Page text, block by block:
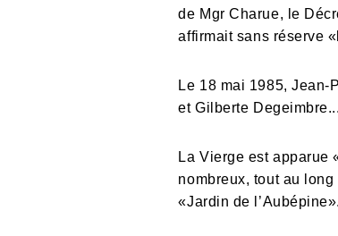
de Mgr Charue, le
affirmait sans réserve
Le 18 mai 1985, Jean-
et Gilberte
La Vierge est apparue
nombreux, tout au
«Jardin de l’Aubépine».